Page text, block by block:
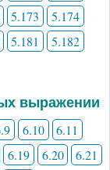
5.173
5.174
5.181
5.182
выражении
6.10
6.11
6.19 6.20
6.21